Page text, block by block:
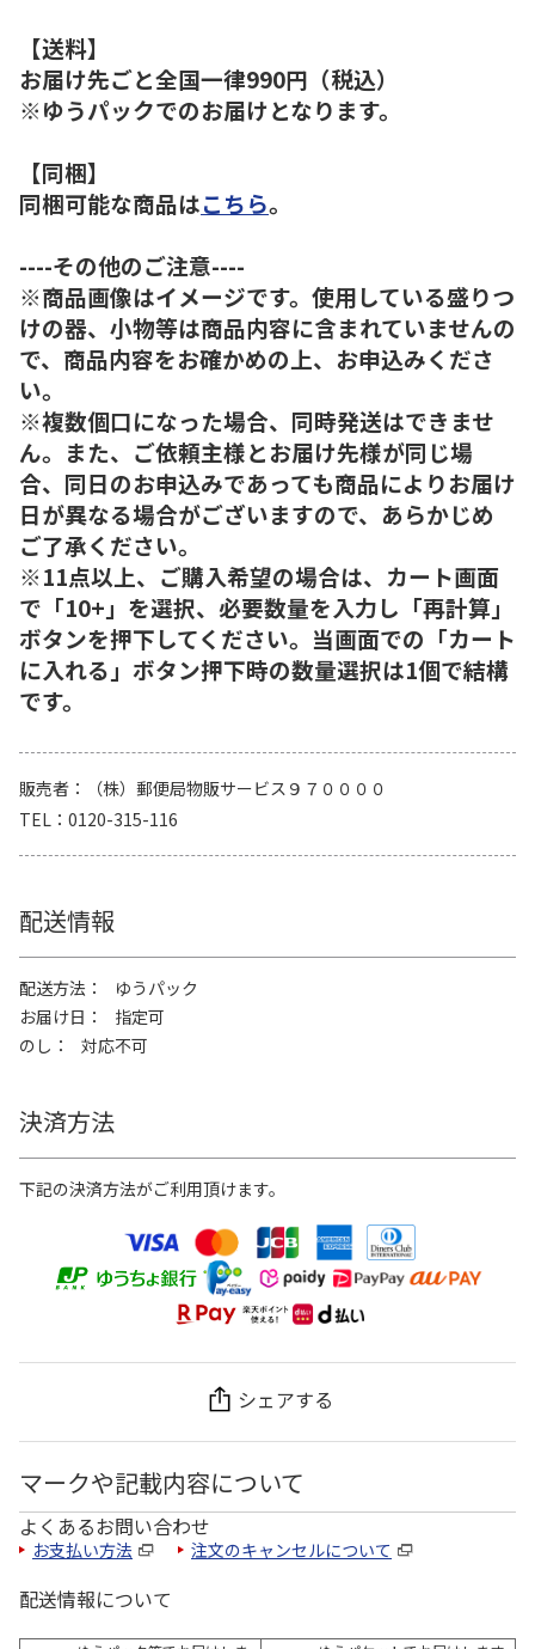
【送料】
お届け先ごと全国一律990円（税込）
※ゆうパックでのお届けとなります。
【同梱】
同梱可能な商品はこちら。
----その他のご注意----
※商品画像はイメージです。使用している盛りつ
けの器、小物等は商品内容に含まれていませんの
で、商品内容をお確かめの上、お申込みくださ
い。
※複数個口になった場合、同時発送はできませ
ん。また、ご依頼主様とお届け先様が同じ場
合、同日のお申込みであっても商品によりお届け
日が異なる場合がございますので、あらかじめ
ご了承ください。
※11点以上、ご購入希望の場合は、カート画面
で「10+」を選択、必要数量を入力し「再計算」
ボタンを押下してください。当画面での「カート
に入れる」ボタン押下時の数量選択は1個で結構
です。
販売者
（株）郵便局物販サービス９７００００
TEL
0120-315-116
配送情報
配送方法
ゆうパック
お届け日
指定可
のし
対応不可
決済方法
下記の決済方法がご利用頂けます。
シェアする
マークや記載内容について
よくあるお問い合わせ
お支払い方法 注文のキャンセルについて
配送情報について